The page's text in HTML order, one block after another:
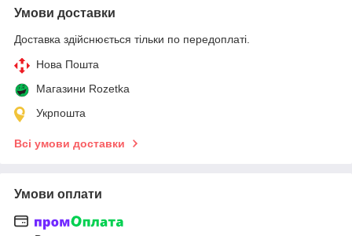
Умови доставки
Доставка здійснюється тільки по передоплаті.
Нова Пошта
Магазини Rozetka
Укрпошта
Всі умови доставки
Умови оплати